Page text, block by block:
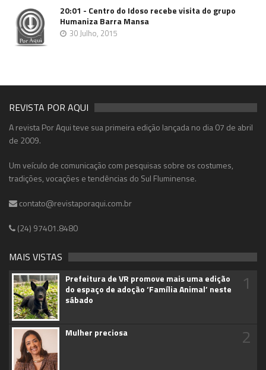
20:01 - Centro do Idoso recebe visita do grupo
Humaniza Barra Mansa
30 Julho, 2015
REVISTA POR AQUI
A revista Por Aqui teve sua primeira edição lançada no dia 07 de abril
de 2009.
Um veículo de comunicação com pesquisas sobre os costumes,
tradições, vocações e tendências do Sul Fluminense.
contato@revistaporaqui.com.br
(24) 97401.8480
MAIS VISTAS
Prefeitura de VR promove mais uma edição
do espaço de adoção ‘Família Animal’ neste
sábado
1
Mulher preciosa 2